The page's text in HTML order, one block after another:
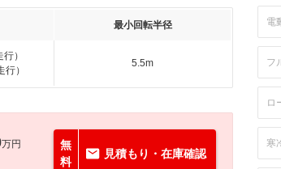
最小回転半径
）
）
5.5m
万円
無
料
見積もり・在庫確認
電
フ
ロ
寒